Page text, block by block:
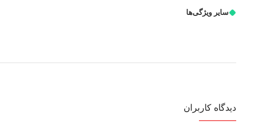
سایر ویژگی‌ها
دیدگاه کاربران